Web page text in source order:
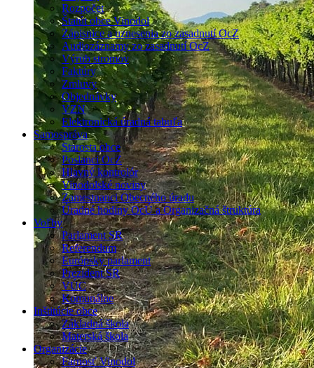
Rozpočet
Štatút obce Vinodol
Zápisnice a uznesenia zo zasadnutí OcZ
Audiozáznamy zo zasadnutí OcZ
Výrub stromov
Faktúry
Zmluvy
Objednávky
VZN
Elektronická úradná tabuľa
Samospráva
Starosta obce
Poslanci OcZ
Hlavný kontrolór
Vinodolské noviny
Zamestnanci Obecného úradu
Úradné hodiny OcÚ a Organizačná štruktúra
Voľby
Parlament SR
Referendum
Európsky parlament
Prezident SR
VÚC
Komunálne
Inštitúcie obce
Základná škola
Materská škola
Organizácie
Farnosť Vinodol